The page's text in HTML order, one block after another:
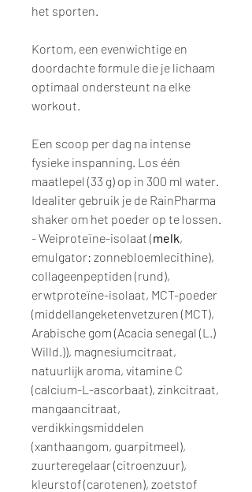
het sporten.
Kortom, een evenwichtige en
doordachte formule die je lichaam
optimaal ondersteunt na elke
workout.
Een scoop per dag na intense
fysieke inspanning. Los één
maatlepel (33 g) op in 300 ml water.
Idealiter gebruik je de RainPharma
shaker om het poeder op te lossen.
- Weiproteïne-isolaat (melk,
emulgator: zonnebloemlecithine),
collageenpeptiden (rund),
erwtproteïne-isolaat, MCT-poeder
(middellangeketenvetzuren (MCT),
Arabische gom (Acacia senegal (L.)
Willd.)), magnesiumcitraat,
natuurlijk aroma, vitamine C
(calcium-L-ascorbaat), zinkcitraat,
mangaancitraat,
verdikkingsmiddelen
(xanthaangom, guarpitmeel),
zuurteregelaar (citroenzuur),
kleurstof (carotenen), zoetstof